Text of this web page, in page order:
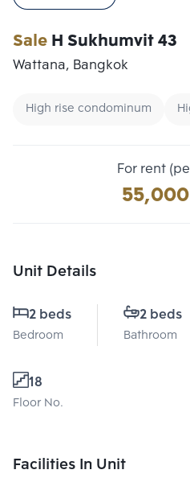
SaleH Sukhumvit 43
Wattana, Bangkok
High rise condominum
For rent
Unit Details
2 beds
Bedroom
2 beds
Bathroom
18
Floor No.
Facilities In Unit